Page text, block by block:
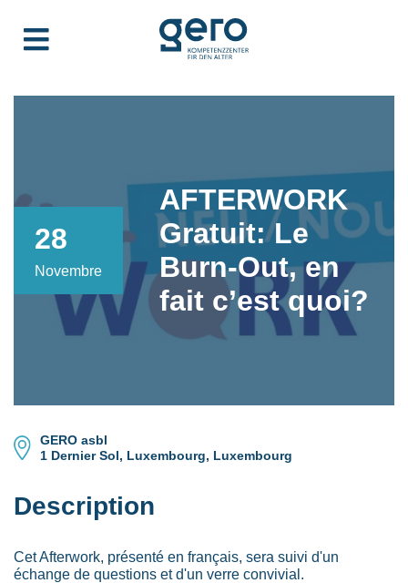
28
Novembre
AFTERWORK
Gratuit: Le
Burn-Out, en
fait c’est quoi?
GERO asbl
1 Dernier Sol, Luxembourg, Luxembourg
Description
Cet Afterwork, présenté en français, sera suivi d'un
échange de questions et d'un verre convivial.